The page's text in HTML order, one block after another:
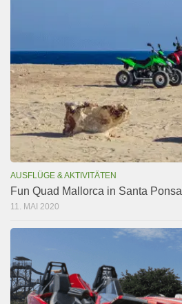
AUSFLÜGE & AKTIVITÄTEN
Fun Quad Mallorca in Santa Ponsa
11. MAI 2020